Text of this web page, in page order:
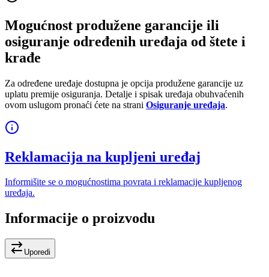
Mogućnost produžene garancije ili
osiguranje određenih uređaja od štete i
krađe
Za određene uređaje dostupna je opcija produžene garancije uz
uplatu premije osiguranja. Detalje i spisak uređaja obuhvaćenih
ovom uslugom pronaći ćete na strani Osiguranje uređaja.
Reklamacija na kupljeni uređaj
Informišite se o mogućnostima povrata i reklamacije kupljenog
uređaja.
Informacije o proizvodu
Uporedi